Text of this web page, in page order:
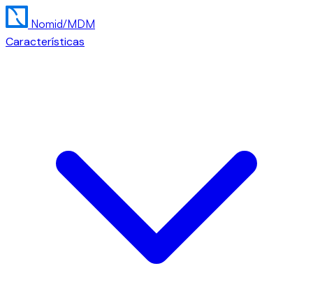
Nomid/MDM
Características